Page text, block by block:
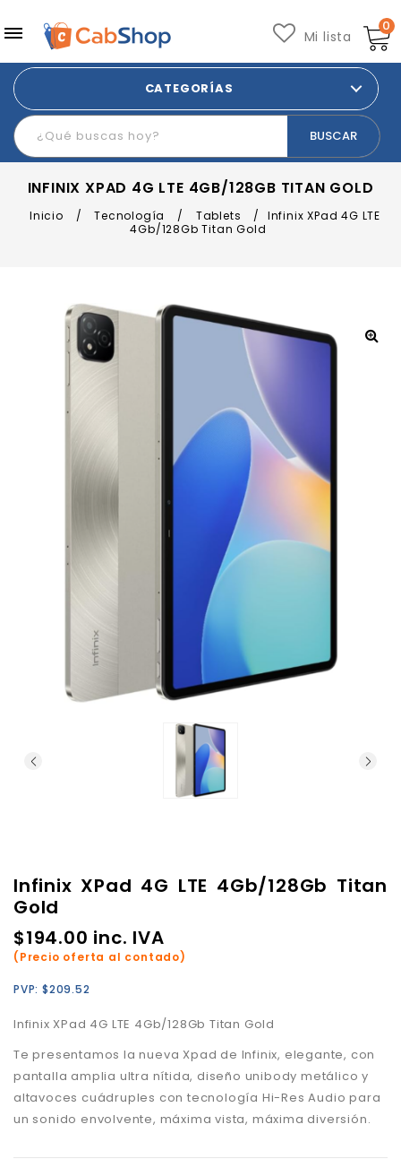
0
Mi lista
CATEGORÍAS
INFINIX XPAD 4G LTE 4GB/128GB TITAN GOLD
Inicio / Tecnología / Tablets /
Infinix XPad 4G LTE
4Gb/128Gb Titan Gold
Infinix XPad 4G LTE 4Gb/128Gb Titan
Gold
$194.00 inc. IVA
(Precio oferta al contado)
PVP: $209.52
Infinix XPad 4G LTE 4Gb/128Gb Titan Gold
Te presentamos la nueva Xpad de Infinix, elegante, con
pantalla amplia ultra nítida, diseño unibody metálico y
altavoces cuádruples con tecnología Hi-Res Audio para
un sonido envolvente, máxima vista, máxima diversión.